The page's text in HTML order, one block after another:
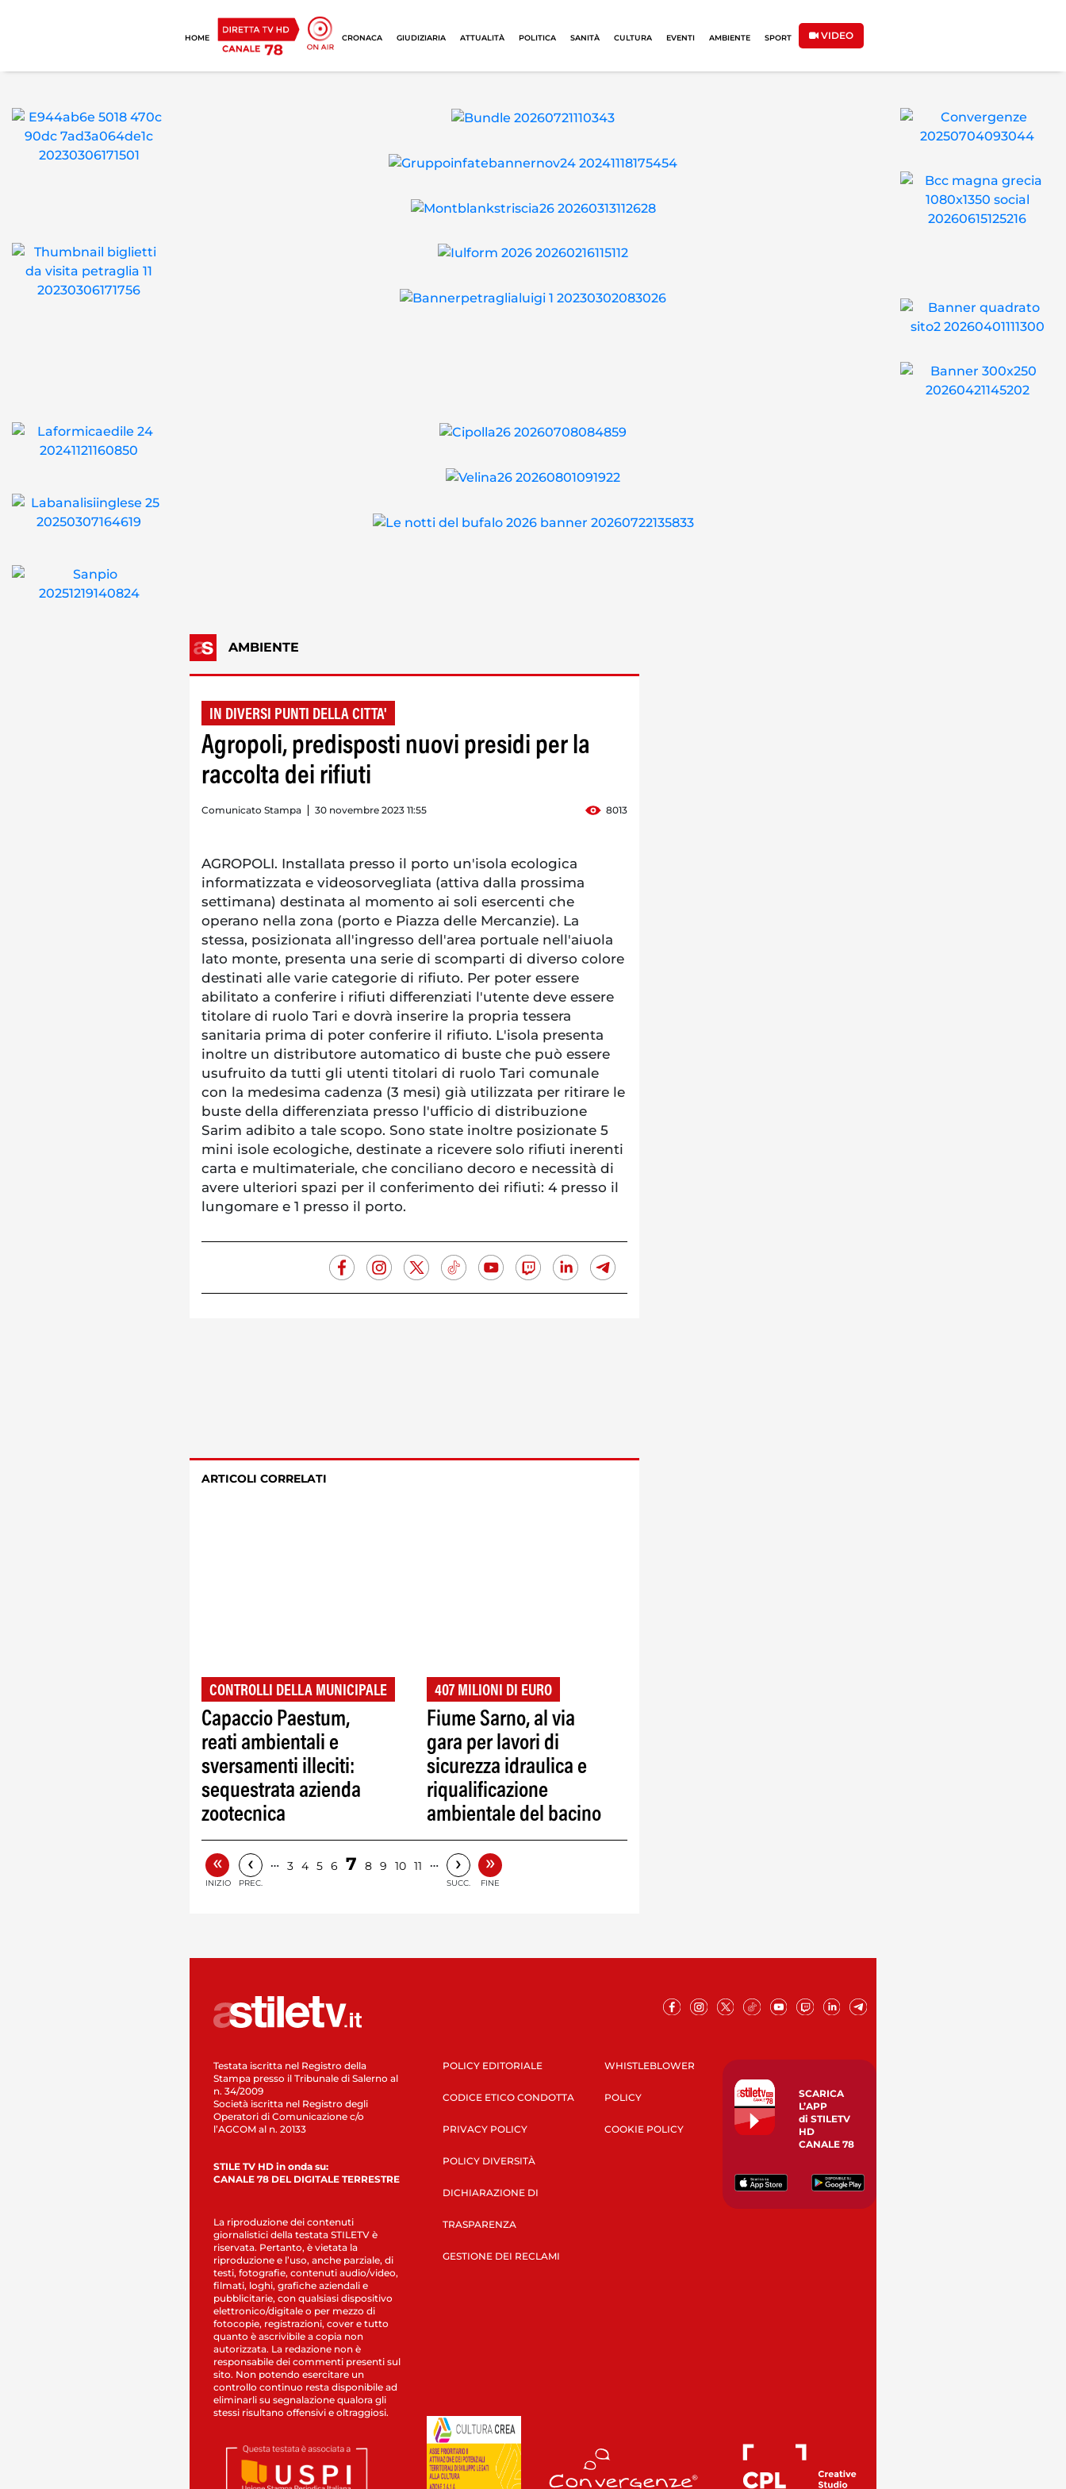
HOME CRONACA GIUDIZIARIA ATTUALITÀ POLITICA SANITÀ CULTURA EVENTI AMBIENTE SPORT VIDEO
AMBIENTE
IN DIVERSI PUNTI DELLA CITTA'
Agropoli, predisposti nuovi presidi per la
raccolta dei rifiuti
Comunicato Stampa 30 novembre 2023 11:55 8013
AGROPOLI. Installata presso il porto un'isola ecologica
informatizzata e videosorvegliata (attiva dalla prossima
settimana) destinata al momento ai soli esercenti che
operano nella zona (porto e Piazza delle Mercanzie). La
stessa, posizionata all'ingresso dell'area portuale nell'aiuola
lato monte, presenta una serie di scomparti di diverso colore
destinati alle varie categorie di rifiuto. Per poter essere
abilitato a conferire i rifiuti differenziati l'utente deve essere
titolare di ruolo Tari e dovrà inserire la propria tessera
sanitaria prima di poter conferire il rifiuto. L'isola presenta
inoltre un distributore automatico di buste che può essere
usufruito da tutti gli utenti titolari di ruolo Tari comunale
con la medesima cadenza (3 mesi) già utilizzata per ritirare le
buste della differenziata presso l'ufficio di distribuzione
Sarim adibito a tale scopo. Sono state inoltre posizionate 5
mini isole ecologiche, destinate a ricevere solo rifiuti inerenti
carta e multimateriale, che conciliano decoro e necessità di
avere ulteriori spazi per il conferimento dei rifiuti: 4 presso il
lungomare e 1 presso il porto.
ARTICOLI CORRELATI
CONTROLLI DELLA MUNICIPALE
Capaccio Paestum,
reati ambientali e
sversamenti illeciti:
sequestrata azienda
zootecnica
407 MILIONI DI EURO
Fiume Sarno, al via
gara per lavori di
sicurezza idraulica e
riqualificazione
ambientale del bacino
«
INIZIO
‹
PREC.
… 3 4 5 6 7 8 9 10 11 … ›
SUCC.
»
FINE
Testata iscritta nel Registro della
Stampa presso il Tribunale di Salerno al
n. 34/2009
Società iscritta nel Registro degli
Operatori di Comunicazione c/o
l’AGCOM al n. 20133
STILE TV HD in onda su:
CANALE 78 DEL DIGITALE TERRESTRE
La riproduzione dei contenuti
giornalistici della testata STILETV è
riservata. Pertanto, è vietata la
riproduzione e l’uso, anche parziale, di
testi, fotografie, contenuti audio/video,
filmati, loghi, grafiche aziendali e
pubblicitarie, con qualsiasi dispositivo
elettronico/digitale o per mezzo di
fotocopie, registrazioni, cover e tutto
quanto è ascrivibile a copia non
autorizzata. La redazione non è
responsabile dei commenti presenti sul
sito. Non potendo esercitare un
controllo continuo resta disponibile ad
eliminarli su segnalazione qualora gli
stessi risultano offensivi e oltraggiosi.
POLICY EDITORIALE
CODICE ETICO CONDOTTA
PRIVACY POLICY
POLICY DIVERSITÀ
DICHIARAZIONE DI
TRASPARENZA
GESTIONE DEI RECLAMI
WHISTLEBLOWER
POLICY
COOKIE POLICY
SCARICA
L’APP
di STILETV
HD
CANALE 78